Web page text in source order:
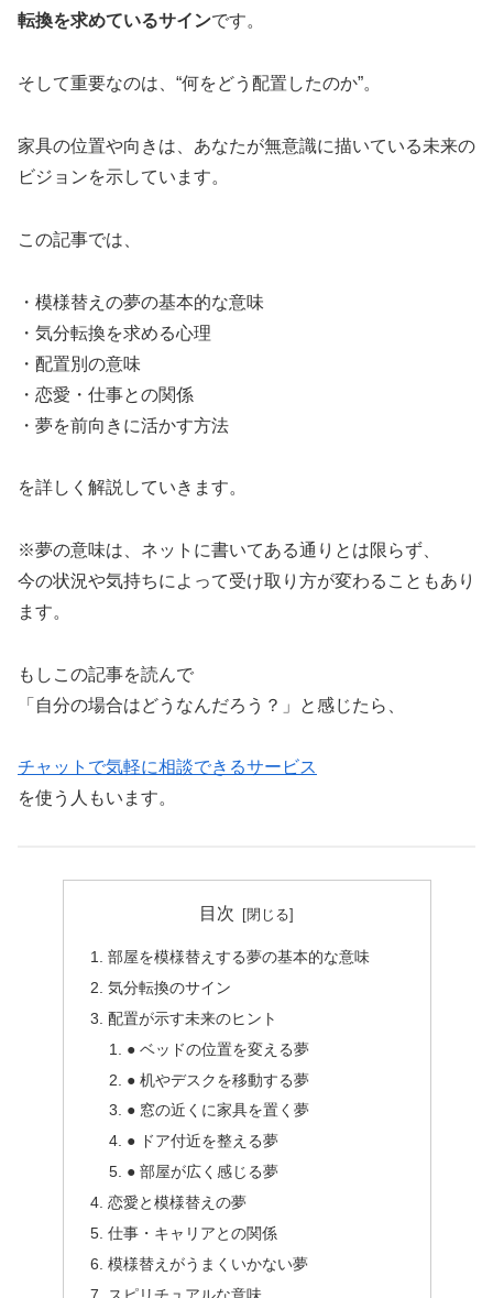
転換を求めているサインです。
そして重要なのは、“何をどう配置したのか”。
家具の位置や向きは、あなたが無意識に描いている未来の
ビジョンを示しています。
この記事では、
・模様替えの夢の基本的な意味
・気分転換を求める心理
・配置別の意味
・恋愛・仕事との関係
・夢を前向きに活かす方法
を詳しく解説していきます。
※夢の意味は、ネットに書いてある通りとは限らず、
今の状況や気持ちによって受け取り方が変わることもあり
ます。
もしこの記事を読んで
「自分の場合はどうなんだろう？」と感じたら、
チャットで気軽に相談できるサービス
を使う人もいます。
目次
部屋を模様替えする夢の基本的な意味
気分転換のサイン
配置が示す未来のヒント
● ベッドの位置を変える夢
● 机やデスクを移動する夢
● 窓の近くに家具を置く夢
● ドア付近を整える夢
● 部屋が広く感じる夢
恋愛と模様替えの夢
仕事・キャリアとの関係
模様替えがうまくいかない夢
スピリチュアルな意味